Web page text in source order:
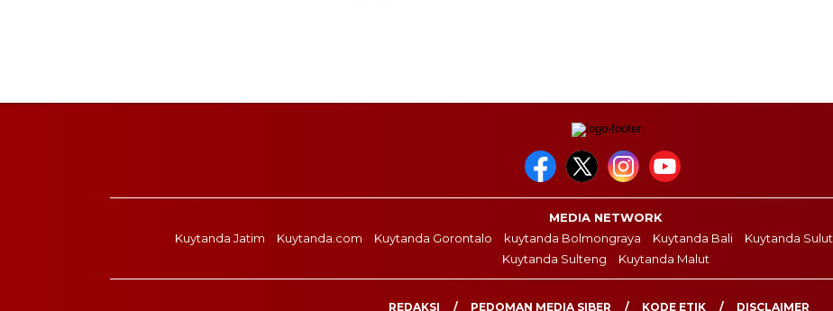
MEDIA NETWORK
Kuytanda Jatim
Kuytanda.com Kuytanda Gorontalo kuytanda Bolmongraya Kuytanda Bali Kuytanda Sulut
Kuytanda Sulteng
Kuytanda Malut
REDAKSI PEDOMAN MEDIA SIBER KODE ETIK DISCLAIMER